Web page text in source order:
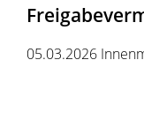
05.03.2026